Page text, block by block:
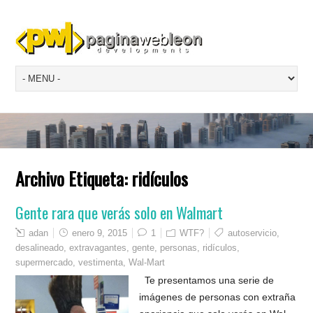
Archivo Etiqueta:ridículos
Gente rara que verás solo en Walmart
adan enero 9, 2015 1 WTF? autoservicio
desalineado ,extravagantes ,gente personas ridículos
supermercado ,vestimenta ,Wal-Mart
Te presentamos una serie de
imágenes de personas con extraña